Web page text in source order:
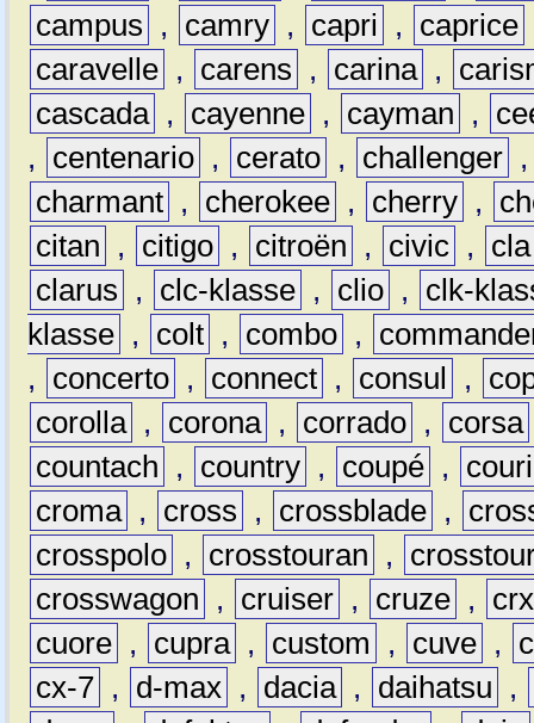
campus
, camry , capri , caprice
caravelle , carens , carina ,
cascada , cayenne , cayman ,
,
centenario , cerato , challenger
charmant , cherokee , cherry ,
citan
, citigo , citroën , civic ,
cla
clarus
, clc-klasse , clio ,
clk-
klasse , colt , combo ,
,
concerto , connect , consul ,
corolla , corona , corrado , corsa
countach
, country , coupé ,
croma , cross , crossblade ,
crosspolo , crosstouran ,
crosswagon
, cruiser , cruze ,
crx
cuore , cupra , custom , cuve ,
cx-7 , d-max , dacia , daihatsu
,